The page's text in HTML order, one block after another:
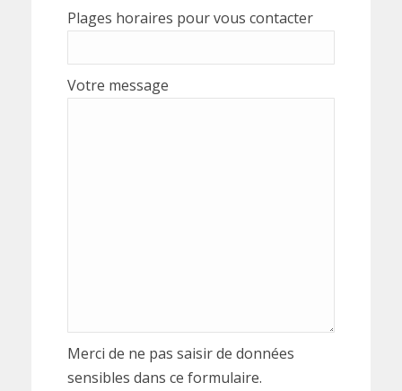
Plages horaires pour vous contacter
Votre message
Merci de ne pas saisir de données
sensibles dans ce formulaire.